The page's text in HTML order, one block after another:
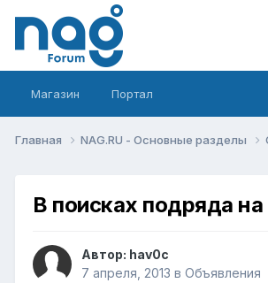
Магазин Портал
Главная NAG.RU - Основные разделы
В поисках подряда на
Автор: hav0c
7 апреля, 2013 в Объявления